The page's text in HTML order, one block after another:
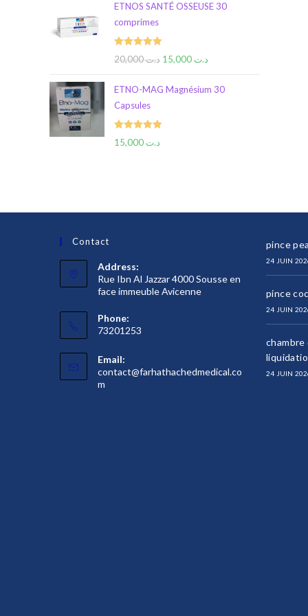
ETNOS SANTÉ OSSEUSE 30
comprimes
Rated5.00د.ت20,000 د.ت
ETNO-MAG Magnésium 30
Capsules
Rated5.00د.ت
Contact
Address:
Rue Ibn Al Jazzar 4000 Sousse en
face immeuble Avicenne
Phone:
73201253
Email:
contact@farhathachedmedical.co
m
pince
24 JUIN
pince
24 JUIN
24 JUIN